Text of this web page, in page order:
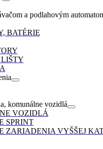
a podlahovým
BATÉRIE
komunálne vozidlá
VOZIDLÁ
SPRINT
ZARIADENIA VYŠŠEJ